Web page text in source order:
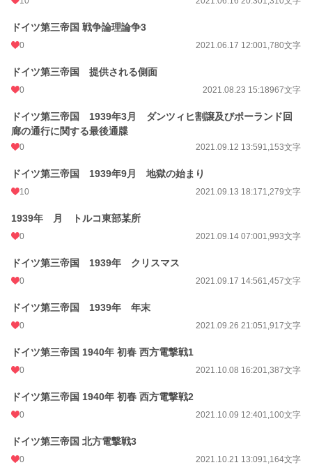
ドイツ第三帝国 戦争論理論争3
0 2021.06.17 12:001,780文字
ドイツ第三帝国 提供される側面
0 2021.08.23 15:18967文字
ドイツ第三帝国 1939年3月 ダンツィヒ割譲及びポーランド回
廊の通行に関する最後通牒
0 2021.09.12 13:591,153文字
ドイツ第三帝国 1939年9月 地獄の始まり
10 2021.09.13 18:171,279文字
1939年 月 トルコ東部某所
0 2021.09.14 07:001,993文字
ドイツ第三帝国 1939年 クリスマス
0 2021.09.17 14:561,457文字
ドイツ第三帝国 1939年 年末
0 2021.09.26 21:051,917文字
ドイツ第三帝国 1940年 初春 西方電撃戦1
0 2021.10.08 16:201,387文字
ドイツ第三帝国 1940年 初春 西方電撃戦2
0 2021.10.09 12:401,100文字
ドイツ第三帝国 北方電撃戦3
0 2021.10.21 13:091,164文字